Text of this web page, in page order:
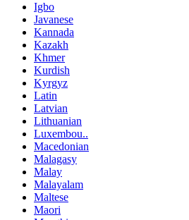
Igbo
Javanese
Kannada
Kazakh
Khmer
Kurdish
Kyrgyz
Latin
Latvian
Lithuanian
Luxembou..
Macedonian
Malagasy
Malay
Malayalam
Maltese
Maori